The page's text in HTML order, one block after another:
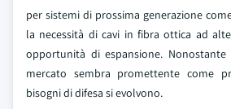
per sistemi di prossima generazione
la necessità di cavi in fibra ottica ad
opportunità di espansione.
mercato sembra promettente come
bisogni di difesa si evolvono.